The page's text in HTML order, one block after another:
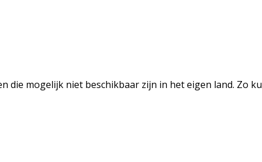
mogelijk niet beschikbaar zijn in het eigen land. Zo